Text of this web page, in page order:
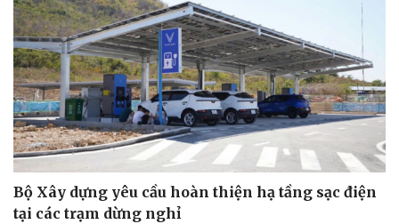
Văn hóa
Sân khấu - Điện ảnh
Giải trí
Bộ Xây dựng yêu cầu hoàn thiện hạ tầng sạc điện
tại các trạm dừng nghỉ